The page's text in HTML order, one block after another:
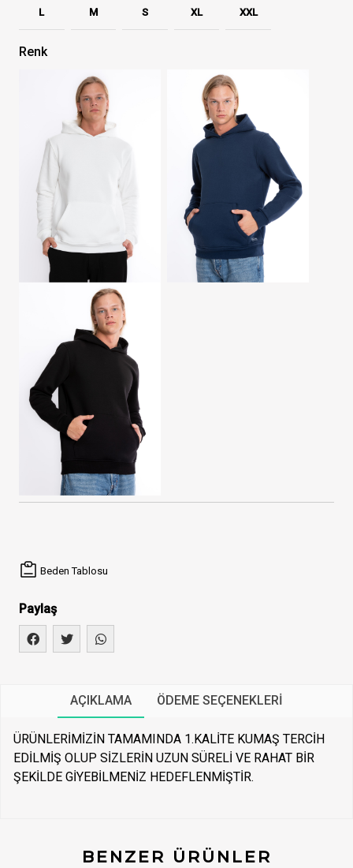
Renk
L M S XL XXL
Beden Tablosu
Paylaş
AÇIKLAMA ÖDEME SEÇENEKLERI
ÜRÜNLERİMİZİN TAMAMINDA 1.KALİTE KUMAŞ TERCİH
EDİLMİŞ OLUP SİZLERİN UZUN SÜRELİ VE RAHAT BİR
ŞEKİLDE GİYEBİLMENİZ HEDEFLENMİŞTİR.
BENZER ÜRÜNLER